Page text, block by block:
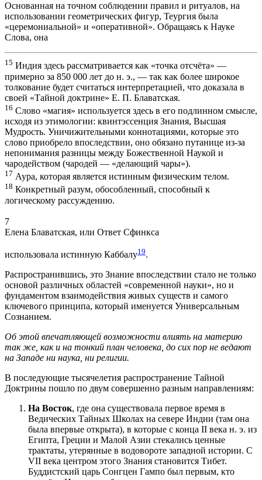
Основанная на точном соблюдении правил и ритуалов, на
использовании геометрических фигур, Теургия была
«церемониальной» и «оперативной». Обращаясь к Науке
Слова, она
15 Индия здесь рассматривается как «точка отсчёта» —
примерно за 850 000 лет до н. э., — так как более широкое
толкование будет считаться интерпретацией, что доказала в
своей «Тайной доктрине» Е. П. Блаватская.
16 Слово «магия» используется здесь в его подлинном смысле,
исходя из этимологии: квинтэссенция Знания, Высшая
Мудрость. Уничижительными коннотациями, которые это
слово приобрело впоследствии, оно обязано путанице из-за
непонимания разницы между Божественной Наукой и
чародейством (чародей — «делающий чары»).
17 Аура, которая является истинным физическим телом.
18 Конкретный разум, обособленный, способный к
логическому рассуждению.
7
Елена Блаватская, или Ответ Сфинкса
использовала истинную Каббалу19.
Распространившись, это Знание впоследствии стало не только
основой различных областей «современной науки», но и
фундаментом взаимодействия живых существ и самого
ключевого принципа, который именуется Универсальным
Сознанием.
Об этой впечатляющей возможности влиять на материю
так же, как и на тонкий план человека, до сих пор не ведают
на Западе ни наука, ни религии.
В последующие тысячелетия распространение Тайной
Доктрины пошло по двум совершенно разным направлениям:
На Восток, где она существовала первое время в
Ведических Тайных Школах на севере Индии (там она
была впервые открыта), в которые с конца II века н. э. из
Египта, Греции и Малой Азии стекались ценные
трактаты, утерянные в водовороте западной истории. С
VII века центром этого Знания становится Тибет.
Буддистский царь Сонгцен Гампо был первым, кто